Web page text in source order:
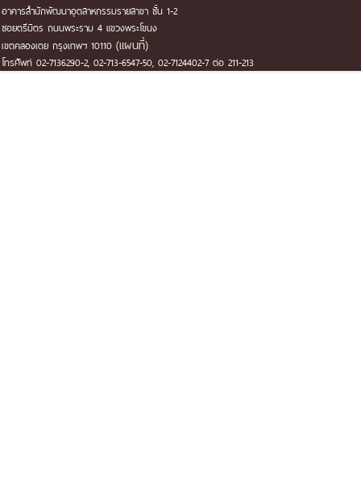
อาคารสำนักพัฒนาอุตสาหกรรมรายสาขา ชั้น 1-2
ซอยตรีมิตร ถนนพระราม 4 แขวงพระโขนง
เขตคลองเตย กรุงเทพฯ 10110 (แผนที่)
โทรศัพท์ 02-7136290-2, 02-713-6547-50, 02-7124402-7 ต่อ 211-213